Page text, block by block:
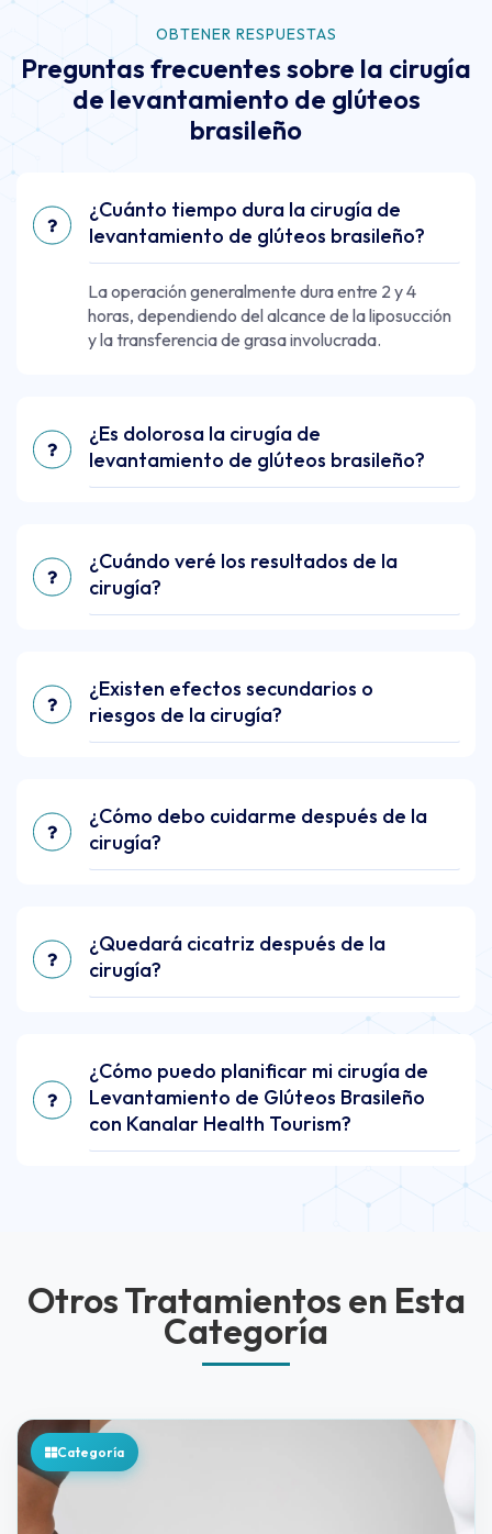
OBTENER RESPUESTAS
Preguntas frecuentes sobre la cirugía
de levantamiento de glúteos
brasileño
¿Cuánto tiempo dura la cirugía de
levantamiento de glúteos brasileño?
La operación generalmente dura entre 2 y 4
horas, dependiendo del alcance de la liposucción
y la transferencia de grasa involucrada.
¿Es dolorosa la cirugía de
levantamiento de glúteos brasileño?
¿Cuándo veré los resultados de la
cirugía?
¿Existen efectos secundarios o
riesgos de la cirugía?
¿Cómo debo cuidarme después de la
cirugía?
¿Quedará cicatriz después de la
cirugía?
¿Cómo puedo planificar mi cirugía de
Levantamiento de Glúteos Brasileño
con Kanalar Health Tourism?
Otros Tratamientos en Esta
Categoría
Categoría